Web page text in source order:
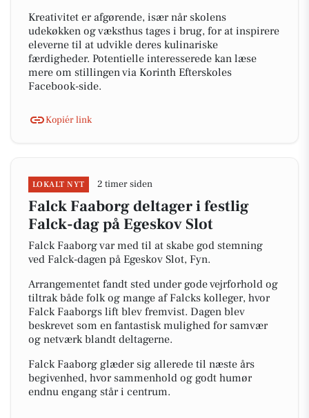
Kreativitet er afgørende, især når skolens
udekøkken og væksthus tages i brug, for at inspirere
eleverne til at udvikle deres kulinariske
færdigheder. Potentielle interesserede kan læse
mere om stillingen via Korinth Efterskoles
Facebook-side.
Kopiér link
LOKALT NYT 2 timer siden
Falck Faaborg deltager i festlig
Falck-dag på Egeskov Slot
Falck Faaborg var med til at skabe god stemning
ved Falck-dagen på Egeskov Slot, Fyn.
Arrangementet fandt sted under gode vejrforhold og
tiltrak både folk og mange af Falcks kolleger, hvor
Falck Faaborgs lift blev fremvist. Dagen blev
beskrevet som en fantastisk mulighed for samvær
og netværk blandt deltagerne.
Falck Faaborg glæder sig allerede til næste års
begivenhed, hvor sammenhold og godt humør
endnu engang står i centrum.